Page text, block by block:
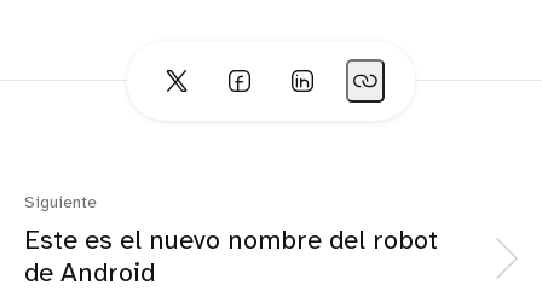
Siguiente
Este es el nuevo nombre del robot
de Android